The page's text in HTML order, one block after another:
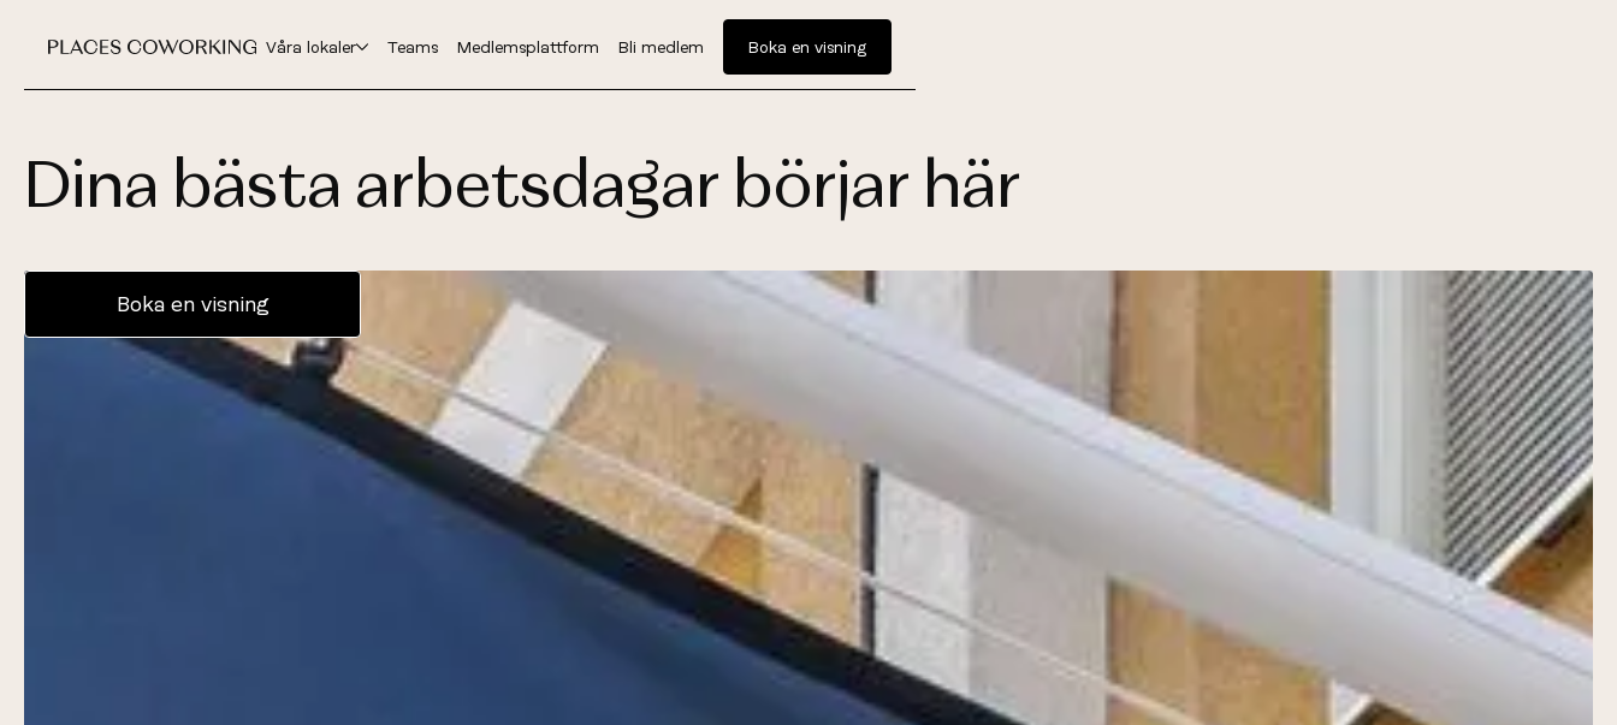
Våra lokaler Teams Medlemsplattform Bli medlem Boka en visning
Dina bästa arbetsdagar börjar här
Boka en visning